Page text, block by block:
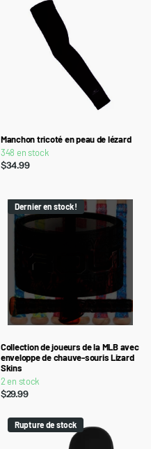
Manchon tricoté en peau de lézard
348 en stock
$34.99
Dernier en stock !
Collection de joueurs de la MLB avec
enveloppe de chauve-souris Lizard
Skins
2 en stock
$29.99
Rupture de stock